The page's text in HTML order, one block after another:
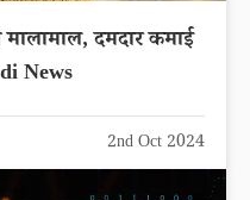
दमदार कमाई
– Hindi News
2nd Oct 2024